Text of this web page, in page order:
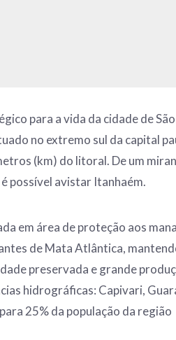
para a vida da cidade de
no extremo sul da capital
(km) do litoral. De um
possível avistar Itanhaém.
em área de proteção aos
de Mata Atlântica,
preservada e grande
hidrográficas: Capivari,
25% da população da região